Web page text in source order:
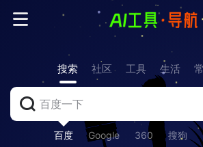
搜索 社区 工具 生活
百度 Google 360 搜狗